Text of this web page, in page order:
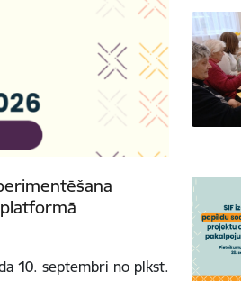
10. septembri no plkst.